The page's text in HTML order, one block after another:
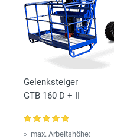
Gelenksteiger
GTB 160 D + II
max. Arbeitshöhe: